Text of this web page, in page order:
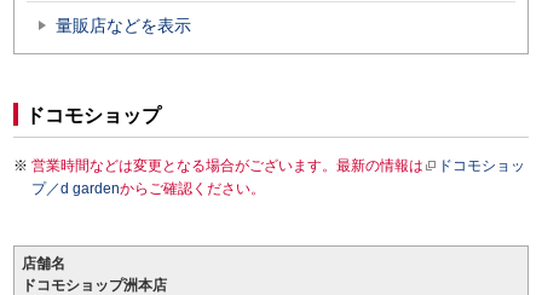
量販店などを表示
ドコモショップ
営業時間などは変更となる場合がございます。最新の情報は
ドコモショッ
プ／d gardenからご確認ください。
店舗名
ドコモショップ洲本店